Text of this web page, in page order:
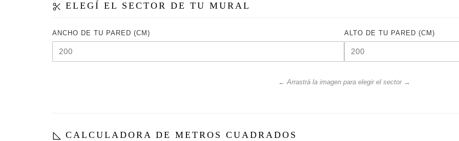
-Tratamiento ignífugo
ELEGÍ EL SECTOR DE TU MURAL
ANCHO DE TU PARED (CM) ALTO DE TU PARED (CM)
← Arrastrá la imagen para elegir el sector →
CALCULADORA DE METROS CUADRADOS